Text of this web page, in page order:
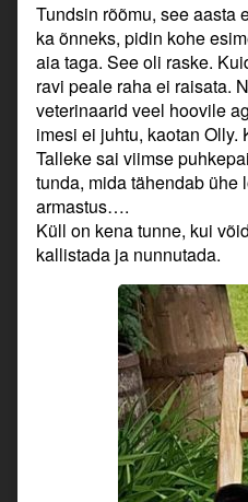
Tundsin rõõmu, see aasta
ka õnneks, pidin kohe
aia taga. See oli raske.
ravi peale raha ei raisata.
veterinaarid veel hoovile
imesi ei juhtu, kaotan
Talleke sai viimse
tunda, mida tähendab ühe
armastus….
Küll on kena tunne, kui
kallistada ja nunnutada.